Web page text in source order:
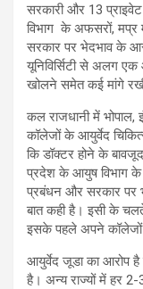
सरकारी और 13
विभाग के अफसरों, मप्र
सरकार पर भेदभाव के
यूनिविर्सिटी से अलग
खोलने समेत कई मांगे
कल राजधानी में
कॉलेजों के आयुर्वेद
कि डॉक्टर होने के
प्रदेश के आयुष विभाग के
प्रबंधन और सरकार पर
बात कही है। इसी के
इसके पहले अपने कॉलेजों
आयुर्वेद जूडा का आरोप
है। अन्य राज्यों में हर 2-